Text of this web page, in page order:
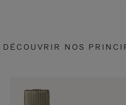
DÉCOUVRIR NOS